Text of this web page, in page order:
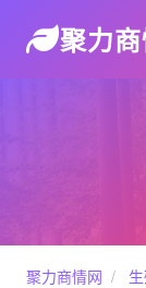
聚力
聚力商情网 /